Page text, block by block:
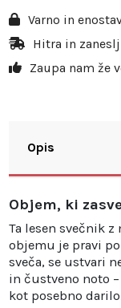
Varno in
Hitra in
Zaupa nam že
Opis
Objem, ki
Ta lesen svečnik
objemu je pravi
sveča, se ustvari
in čustveno noto
kot posebno